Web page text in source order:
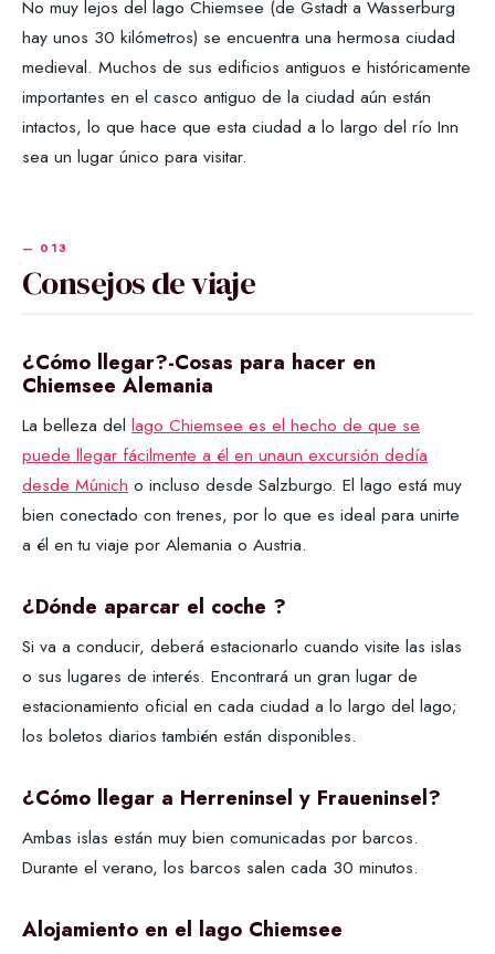
No muy lejos del lago Chiemsee (de Gstadt a Wasserburg
hay unos 30 kilómetros) se encuentra una hermosa ciudad
medieval. Muchos de sus edificios antiguos e históricamente
importantes en el casco antiguo de la ciudad aún están
intactos, lo que hace que esta ciudad a lo largo del río Inn
sea un lugar único para visitar.
Consejos de viaje
¿Cómo llegar?-Cosas para hacer en
Chiemsee Alemania
La belleza del lago Chiemsee es el hecho de que se
puede llegar fácilmente a él en unaun excursión dedía
desde Múnich o incluso desde Salzburgo. El lago está muy
bien conectado con trenes, por lo que es ideal para unirte
a él en tu viaje por Alemania o Austria.
¿Dónde aparcar el coche ?
Si va a conducir, deberá estacionarlo cuando visite las islas
o sus lugares de interés. Encontrará un gran lugar de
estacionamiento oficial en cada ciudad a lo largo del lago;
los boletos diarios también están disponibles.
¿Cómo llegar a Herreninsel y Fraueninsel?
Ambas islas están muy bien comunicadas por barcos.
Durante el verano, los barcos salen cada 30 minutos.
Alojamiento en el lago Chiemsee